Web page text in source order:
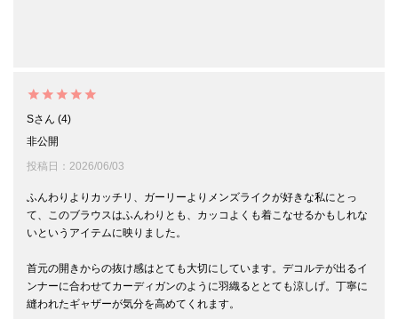
S
4
非公開
投稿日
2026/06/03
ふんわりよりカッチリ、ガーリーよりメンズライクが好きな私にとっ
て、このブラウスはふんわりとも、カッコよくも着こなせるかもしれな
いというアイテムに映りました。
首元の開きからの抜け感はとても大切にしています。デコルテが出るイ
ンナーに合わせてカーディガンのように羽織るととても涼しげ。丁寧に
縫われたギャザーが気分を高めてくれます。